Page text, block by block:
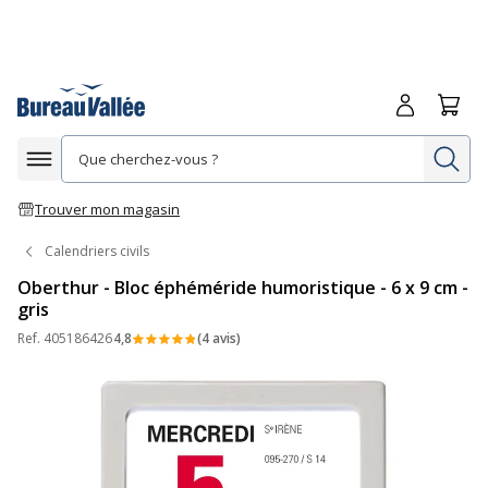
Afficher la navigation
Trouver mon magasin
Me
Calendriers civils
Oberthur - Bloc éphéméride humoristique - 6 x 9 cm -
gris
Ref. 4051864264,8 (4 avis)